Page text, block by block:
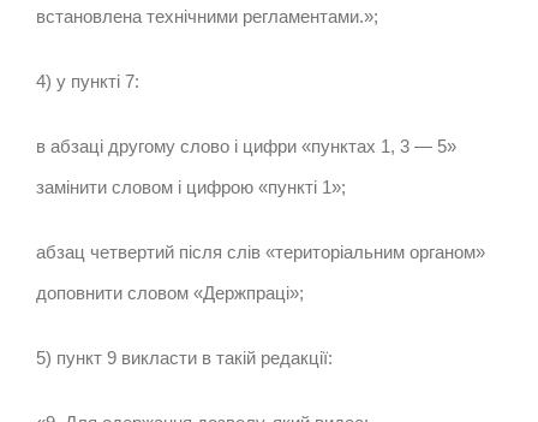
встановлена технічними регламентами.»;
4) у пункті 7:
в абзаці другому слово і цифри «пунктах 1, 3 — 5»
замінити словом і цифрою «пункті 1»;
абзац четвертий після слів «територіальним органом»
доповнити словом «Держпраці»;
5) пункт 9 викласти в такій редакції: